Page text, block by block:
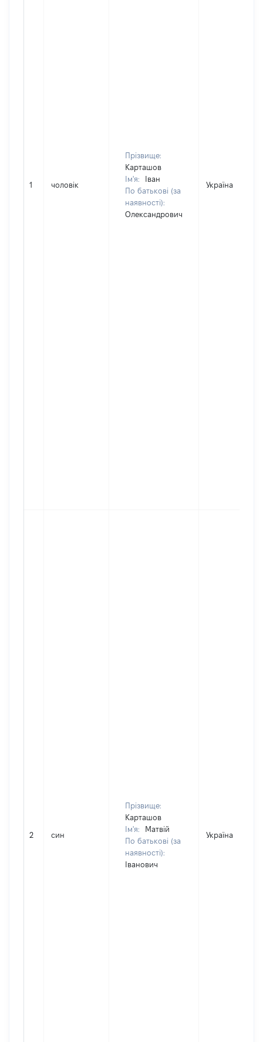
1 чоловік
Прізвище:
Карташов
Ім'я:
Іван
По батькові (за
наявності):
Олександрович
Україна
2 син
Прізвище:
Карташов
Ім'я:
Матвій
По батькові (за
наявності):
Іванович
Україна